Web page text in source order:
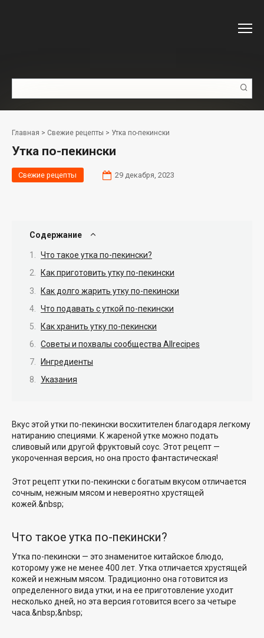
Главная > Свежие рецепты > Утка по-пекински
Утка по-пекински
Свежие рецепты 29 декабря, 2023
Содержание
Что такое утка по-пекински?
Как приготовить утку по-пекински
Как долго жарить утку по-пекински
Что подавать с уткой по-пекински
Как хранить утку по-пекински
Советы и похвалы сообщества Allrecipes
Ингредиенты
Указания
Вкус этой утки по-пекински восхитителен благодаря легкому
натиранию специями. К жареной утке можно подать
сливовый или другой фруктовый соус. Этот рецепт —
укороченная версия, но она просто фантастическая!
Этот рецепт утки по-пекински с богатым вкусом отличается
сочным, нежным мясом и невероятно хрустящей
кожей.&nbsp;
Что такое утка по-пекински?
Утка по-пекински — это знаменитое китайское блюдо,
которому уже не менее 400 лет. Утка отличается хрустящей
кожей и нежным мясом. Традиционно она готовится из
определенного вида утки, и на ее приготовление уходит
несколько дней, но эта версия готовится всего за четыре
часа.&nbsp;&nbsp;